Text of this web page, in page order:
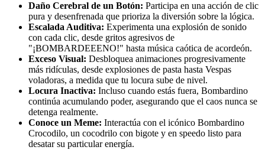
Daño Cerebral de un Botón: Participa en una acción de clic
pura y desenfrenada que prioriza la diversión sobre la lógica.
Escalada Auditiva: Experimenta una explosión de sonido
con cada clic, desde gritos agresivos de
"¡BOMBARDEEENO!" hasta música caótica de acordeón.
Exceso Visual: Desbloquea animaciones progresivamente
más ridículas, desde explosiones de pasta hasta Vespas
voladoras, a medida que tu locura sube de nivel.
Locura Inactiva: Incluso cuando estás fuera, Bombardino
continúa acumulando poder, asegurando que el caos nunca se
detenga realmente.
Conoce un Meme: Interactúa con el icónico Bombardino
Crocodilo, un cocodrilo con bigote y en speedo listo para
desatar su particular energía.